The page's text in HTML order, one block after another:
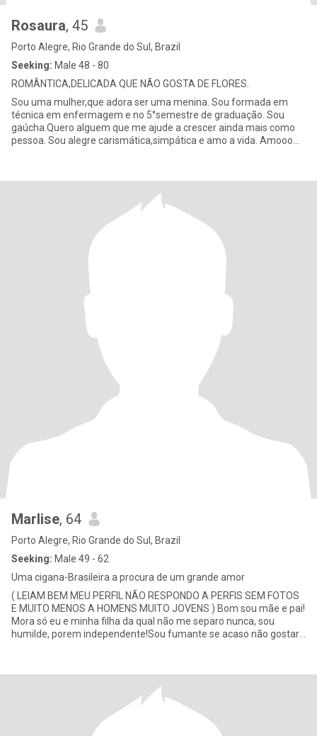
Rosaura, 45
Porto Alegre, Rio Grande do Sul, Brazil
Seeking: Male 48 - 80
ROMÂNTICA,DELICADA QUE NÃO GOSTA DE FLORES.
Sou uma mulher,que adora ser uma menina. Sou formada em
técnica em enfermagem e no 5°semestre de graduação. Sou
gaúcha.Quero alguem que me ajude a crescer ainda mais como
pessoa. Sou alegre carismática,simpática e amo a vida. Amooo
Marlise, 64
Porto Alegre, Rio Grande do Sul, Brazil
Seeking: Male 49 - 62
Uma cigana-Brasileira a procura de um grande amor
( LEIAM BEM MEU PERFIL NÃO RESPONDO A PERFIS SEM FOTOS
E MUITO MENOS A HOMENS MUITO JOVENS ) Bom sou mãe e pai!
Mora só eu e minha filha da qual não me separo nunca, sou
humilde, porem independente!Sou fumante se acaso não gostar.